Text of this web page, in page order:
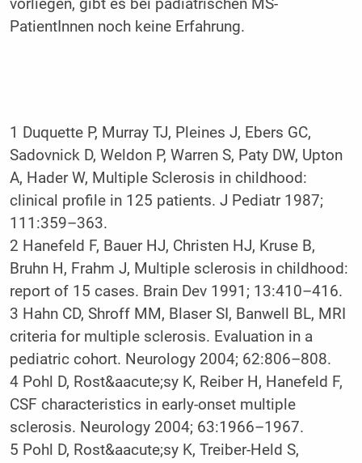
vorliegen, gibt es bei pädiatrischen MS-
PatientInnen noch keine Erfahrung.
1 Duquette P, Murray TJ, Pleines J, Ebers GC,
Sadovnick D, Weldon P, Warren S, Paty DW, Upton
A, Hader W, Multiple Sclerosis in childhood:
clinical profile in 125 patients. J Pediatr 1987;
111:359–363.
2 Hanefeld F, Bauer HJ, Christen HJ, Kruse B,
Bruhn H, Frahm J, Multiple sclerosis in childhood:
report of 15 cases. Brain Dev 1991; 13:410–416.
3 Hahn CD, Shroff MM, Blaser SI, Banwell BL, MRI
criteria for multiple sclerosis. Evaluation in a
pediatric cohort. Neurology 2004; 62:806–808.
4Pohl D, Rost&aacute;sy K, Reiber H, Hanefeld F,
CSF characteristics in early-onset multiple
sclerosis. Neurology 2004; 63:1966–1967.
5 Pohl D, Rost&aacute;sy K, Treiber-Held S,